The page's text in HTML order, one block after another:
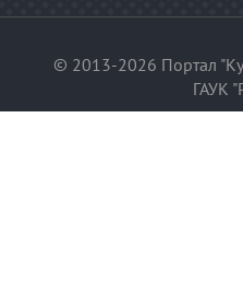
© 2013-2026 Портал
ГАУК